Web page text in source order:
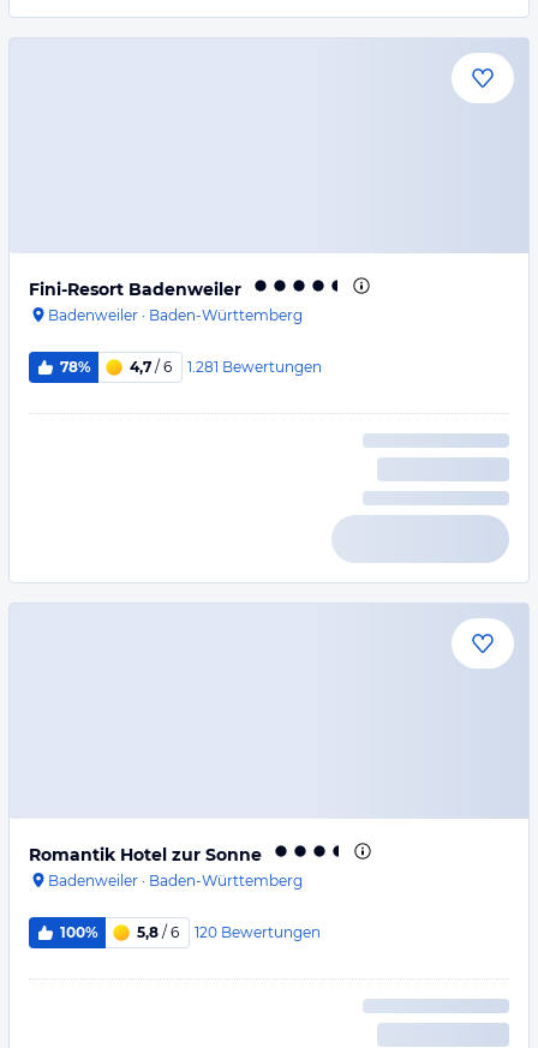
Fini-Resort Badenweiler
Badenweiler · Baden-Württemberg
78% 4,7 / 6 1.281 Bewertungen
Romantik Hotel zur Sonne
Badenweiler · Baden-Württemberg
100% 5,8 / 6 120 Bewertungen